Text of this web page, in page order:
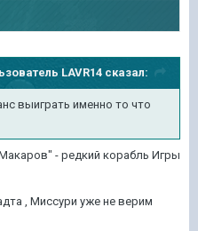
LAVR14 сказал:
выиграть именно то что
- редкий корабль Игры
, Миссури уже не верим